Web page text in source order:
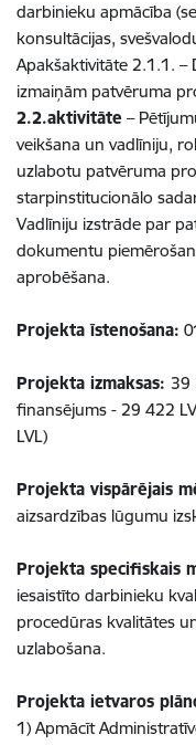
darbinieku apmācība
konsultācijas,
Apakšaktivitāte 2.1.1. –
izmaiņām patvēruma
2.2.aktivitāte –
veikšana un vadlīniju,
uzlabotu patvēruma
starpinstitucionālo
Vadlīniju izstrāde par
dokumentu
aprobēšana.
Projekta īstenošana:
Projekta izmaksas: 39
finansējums - 29 422
LVL)
Projekta vispārējais
aizsardzības lūgumu
Projekta specifiskais
iesaistīto darbinieku
procedūras kvalitātes
uzlabošana.
Projekta ietvaros
1) Apmācīt